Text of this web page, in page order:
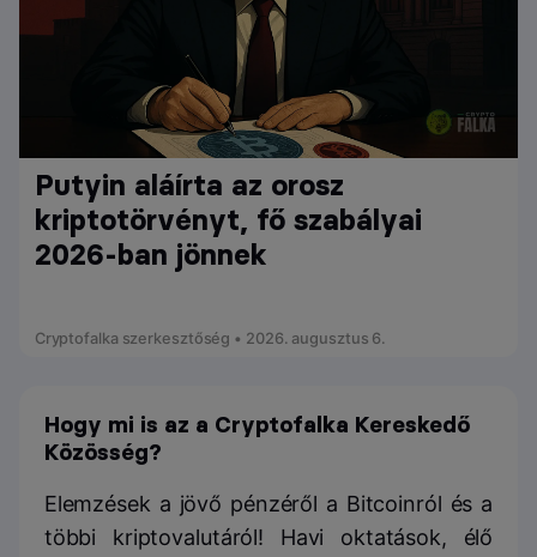
Putyin aláírta az orosz
kriptotörvényt, fő szabályai
2026-ban jönnek
Cryptofalka szerkesztőség • 2026. augusztus 6.
Hogy mi is az a Cryptofalka Kereskedő
Közösség?
Elemzések a jövő pénzéről a Bitcoinról és a
többi kriptovalutáról! Havi oktatások, élő